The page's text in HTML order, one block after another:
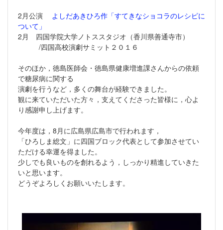
2月公演 よしだあきひろ作「すてきなショコラのレシピに
ついて」
2月 四国学院大学ノトススタジオ（香川県善通寺市）
/四国高校演劇サミット２０１６
そのほか，徳島医師会・徳島県健康増進課さんからの依頼
で糖尿病に関する
演劇を行うなど，多くの舞台が経験できました。
観に来ていただいた方々，支えてくださった皆様に，心よ
り感謝申し上げます。
今年度は，8月に広島県広島市で行われます，
「ひろしま総文」に四国ブロック代表として参加させてい
ただける幸運を得ました。
少しでも良いものを創れるよう，しっかり精進していきた
いと思います。
どうぞよろしくお願いいたします。